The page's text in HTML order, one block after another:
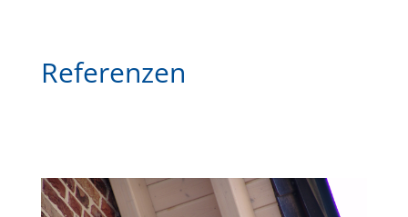
Referenzen